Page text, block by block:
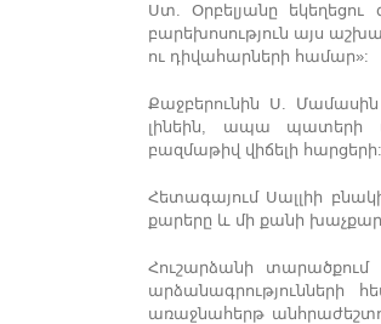
Ստ. Օրբելյանը եկեղեցու
բարեխոսություն այս
ու դիվահարների համար»:
Քաջբերունին Ս.
լինեին, ապա պատերի
բազմաթիվ վիճելի հարցերի:
Հետագայում Սալլիի
քարերը և մի քանի
Հուշարձանի
արձանագրությունների
առաջնահերթ